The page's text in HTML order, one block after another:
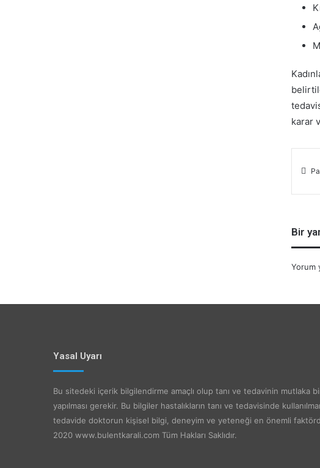
karar
Bir
Yorum
Yasal Uyarı
Bu sitedeki içerik bilgilendirme amaçlı olup tanı ve tedavinin mutlaka
yapılması gerekir. Bu bilgiler hastalıkların tanı ve tedavisinde
tedavide doktorun kişisel bilgi, deneyim ve yeteneği en önemli
2020 www.bulentkarali.com Tüm Hakları Saklıdır.